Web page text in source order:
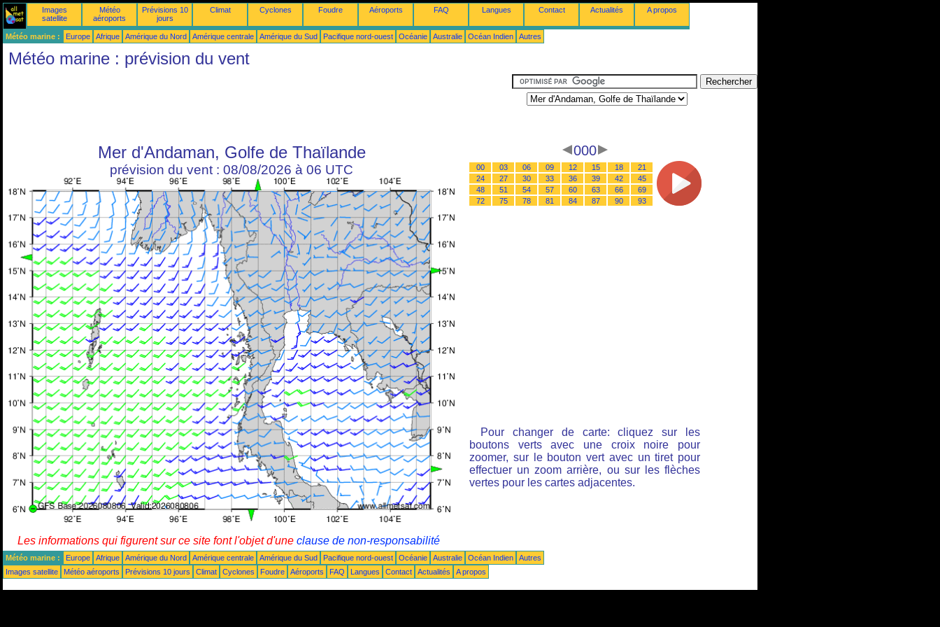
Images
satellite
Météo
aéroports
Prévisions 10
jours
Climat Cyclones Foudre Aéroports FAQ Langues Contact Actualités A propos
Météo marine : Europe Afrique Amérique du Nord Amérique centrale Amérique du Sud Pacifique nord-ouest Océanie Australie Océan Indien Autres
Météo marine : prévision du vent
Mer d'Andaman, Golfe de Thaïlande
prévision du vent : 08/08/2026 à 06 UTC
000
00 03 06 09 12 15 18
21
24
27 30 33 36 39 42
45
48
51 54 57 60 63 66
69
72
75 78 81 84 87 90 93
Pour changer de carte: cliquez sur les
boutons verts avec une croix noire pour
zoomer, sur le bouton vert avec un tiret pour
effectuer un zoom arrière, ou sur les flèches
vertes pour les cartes adjacentes.
Les informations qui figurent sur ce site font l'objet d'une clause de non-responsabilité
Météo marine : Europe Afrique Amérique du Nord Amérique centrale Amérique du Sud Pacifique nord-ouest Océanie Australie Océan Indien
Autres
Images satellite
Météo aéroports Prévisions 10 jours Climat Cyclones Foudre Aéroports FAQ Langues Contact Actualités A propos